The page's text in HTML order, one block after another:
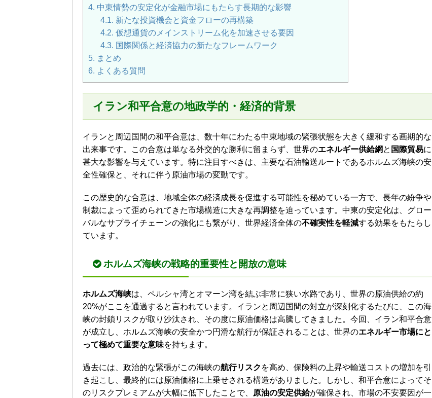
4. 中東情勢の安定化が金融市場にもたらす長期的な影響
4.1. 新たな投資機会と資金フローの再構築
4.2. 仮想通貨のメインストリーム化を加速させる要因
4.3. 国際関係と経済協力の新たなフレームワーク
5. まとめ
6. よくある質問
イラン和平合意の地政学的・経済的背景
イランと周辺国間の和平合意は、数十年にわたる中東地域の緊張状態を大きく緩和する画期的な
出来事です。この合意は単なる外交的な勝利に留まらず、世界のエネルギー供給網 と 国際貿易に
甚大な影響を与えています。特に注目すべきは、主要な石油輸送ルートであるホルムズ海峡の安
全性確保と、それに伴う原油市場の変動です。
この歴史的な合意は、地域全体の経済成長を促進する可能性を秘めている一方で、長年の紛争や
制裁によって歪められてきた市場構造に大きな再調整を迫っています。中東の安定化は、グロー
バルなサプライチェーンの強化にも繋がり、世界経済全体の不確実性を軽減する効果をもたらし
ています。
ホルムズ海峡の戦略的重要性と開放の意味
ホルムズ海峡は、ペルシャ湾とオマーン湾を結ぶ非常に狭い水路であり、世界の原油供給の約
20%がここを通過すると言われています。イランと周辺国間の対立が深刻化するたびに、この海
峡の封鎖リスクが取り沙汰され、その度に原油価格は高騰してきました。今回、イラン和平合意
が成立し、ホルムズ海峡の安全かつ円滑な航行が保証されることは、世界のエネルギー市場にと
って極めて重要な意味を持ちます。
過去には、政治的な緊張がこの海峡の航行リスク を高め、保険料の上昇や輸送コストの増加を引
き起こし、最終的には原油価格に上乗せされる構造がありました。しかし、和平合意によってそ
のリスクプレミアムが大幅に低下したことで、
原油の安定供給が確保され、市場の不安要因が一